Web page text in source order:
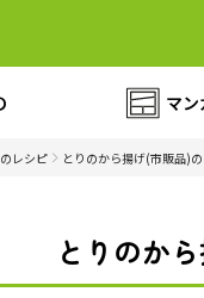
マン
レシピ とりのから揚げ(市販品)
とりのか